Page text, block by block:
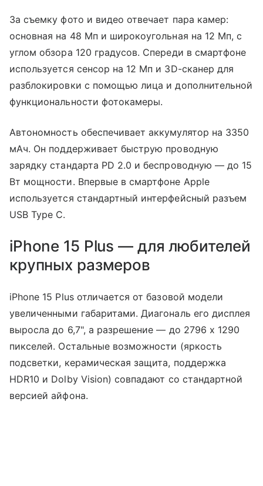
За съемку фото и видео отвечает пара камер:
основная на 48 Мп и широкоугольная на 12 Мп, с
углом обзора 120 градусов. Спереди в смартфоне
используется сенсор на 12 Мп и 3D-сканер для
разблокировки с помощью лица и дополнительной
функциональности фотокамеры.
Автономность обеспечивает аккумулятор на 3350
мАч. Он поддерживает быструю проводную
зарядку стандарта PD 2.0 и беспроводную — до 15
Вт мощности. Впервые в смартфоне Apple
используется стандартный интерфейсный разъем
USB Type C.
iPhone 15 Plus — для любителей
крупных размеров
iPhone 15 Plus отличается от базовой модели
увеличенными габаритами. Диагональ его дисплея
выросла до 6,7", а разрешение — до 2796 х 1290
пикселей. Остальные возможности (яркость
подсветки, керамическая защита, поддержка
HDR10 и Dolby Vision) совпадают со стандартной
версией айфона.